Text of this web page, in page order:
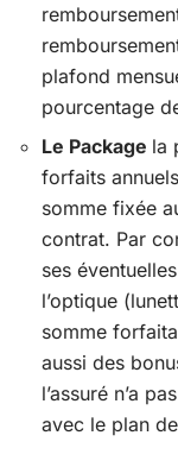
plafond
pourcentage
Le Package la
forfaits
somme fixée
contrat. Par
ses
l’optique
somme
aussi des
l’assuré n’a
avec le plan